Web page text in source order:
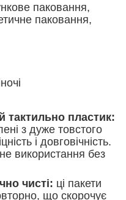
паковання,
паковання,
тактильно пластик:
з дуже товстого
і довговічність.
використання без
чисті: ці пакети
що скорочує